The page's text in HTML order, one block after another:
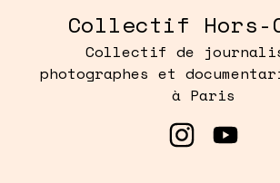
Collectif Hors-
Collectif de
photographes et
à Paris